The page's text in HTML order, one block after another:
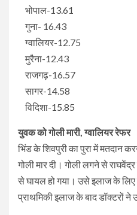
भोपाल-13.61
गुना- 16.43
ग्वालियर-12.75
मुरैना-12.43
राजगढ़-16.57
सागर-14.58
विदिशा-15.85
युवक को गोली मारी, ग्वालियर रेफर
भिंड के शिवपुरी का पुरा में मतदान
गोली मार दी। गोली लगने से
से घायल हो गया। उसे इलाज के लिए
प्राथमिकी इलाज के बाद डॉक्टरों ने